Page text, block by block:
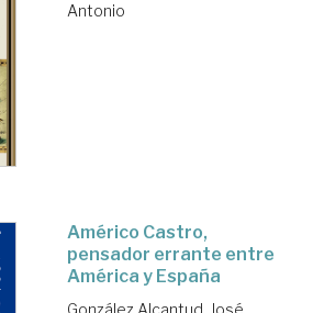
Antonio
Américo Castro,
pensador errante entre
América y España